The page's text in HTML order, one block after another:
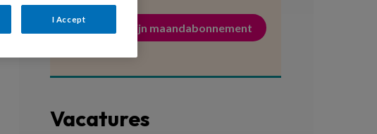
Activeer mijn maandabonnement
Vacatures
I Accept